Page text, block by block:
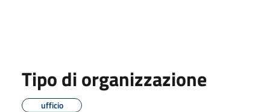
Tipo di organizzazione
ufficio